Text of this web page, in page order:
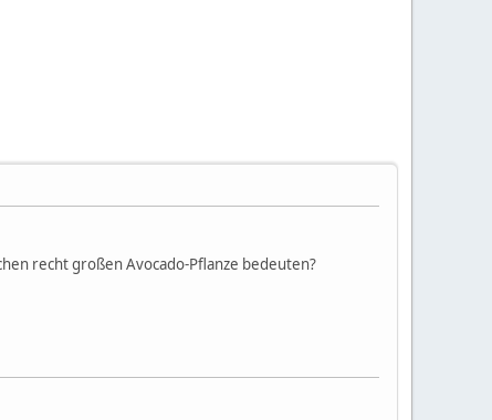
recht großen Avocado-Pflanze bedeuten?